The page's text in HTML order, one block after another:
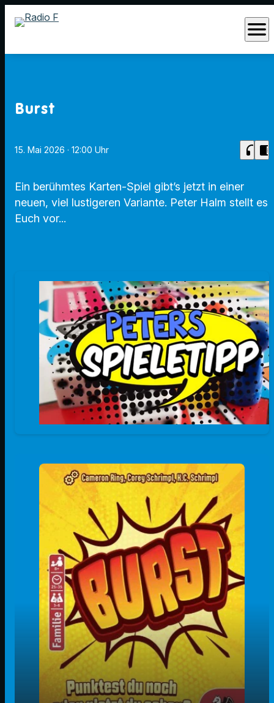
menu
Burst
15. Mai 2026 · 12:00 Uhr headphones chrome_reader_mode
Ein berühmtes Karten-Spiel gibt’s jetzt in einer
neuen, viel lustigeren Variante. Peter Halm stellt es
Euch vor...